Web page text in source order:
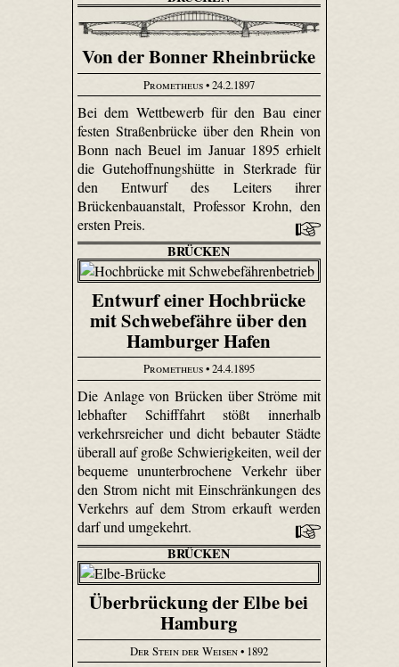
Von der Bonner Rheinbrücke
Prometheus• 24.2.1897
Bei dem Wettbewerb für den Bau einer
festen Straßenbrücke über den Rhein von
Bonn nach Beuel im Januar 1895 erhielt
die Gutehoffnungshütte in Sterkrade für
den Entwurf des Leiters ihrer
Brückenbauanstalt, Professor Krohn, den
ersten Preis.
BRÜCKEN
Entwurf einer Hochbrücke
mit Schwebefähre über den
Hamburger Hafen
Prometheus• 24.4.1895
Die Anlage von Brücken über Ströme mit
lebhafter Schifffahrt stößt innerhalb
verkehrsreicher und dicht bebauter Städte
überall auf große Schwierigkeiten, weil der
bequeme ununterbrochene Verkehr über
den Strom nicht mit Einschränkungen des
Verkehrs auf dem Strom erkauft werden
darf und umgekehrt.
BRÜCKEN
Überbrückung der Elbe bei
Hamburg
Der Stein der Weisen• 1892